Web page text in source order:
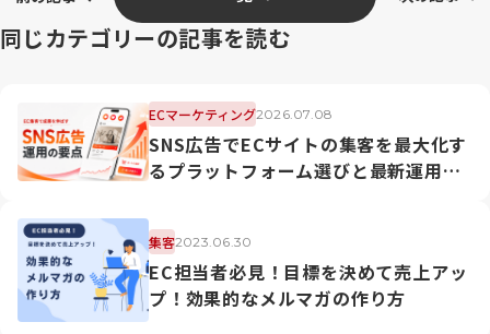
同じカテゴリーの記事を読む
ECマーケティング2026.07.08
SNS広告でECサイトの集客を最大化す
るプラットフォーム選びと最新運用戦
集客2023.06.30
EC担当者必見！目標を決めて売上アッ
プ！効果的なメルマガの作り方